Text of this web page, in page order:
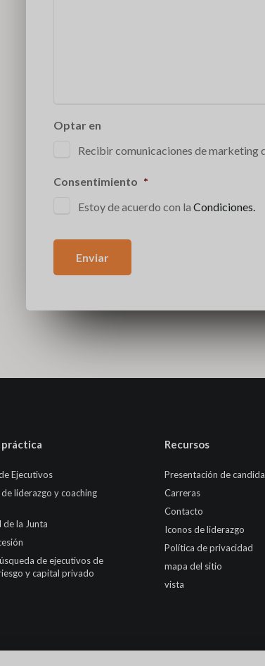
Optar en
Recibir comunicaciones de marketing
Consentimiento *
Estoy de acuerdo con la Condiciones.
Enviar
práctica
Ejecutivos
liderazgo y coaching
de la Junta
de ejecutivos de
y capital privado
Recursos
Presentación de
Carreras
Contacto
Iconos de liderazgo
Política de privacidad
mapa del sitio
vista